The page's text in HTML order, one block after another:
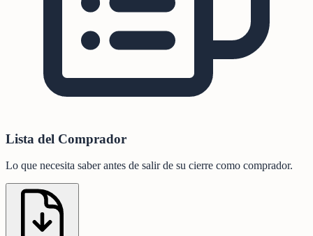
Lista del Comprador
Lo que necesita saber antes de salir de su cierre como comprador.